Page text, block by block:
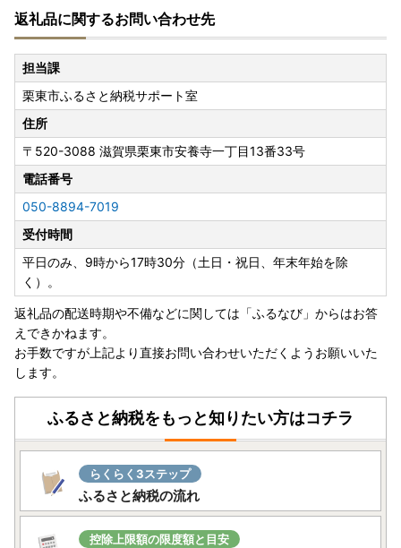
返礼品に関するお問い合わせ先
担当課
栗東市ふるさと納税サポート室
住所
〒520-3088 滋賀県栗東市安養寺一丁目13番33号
電話番号
050-8894-7019
受付時間
平日のみ、9時から17時30分（土日・祝日、年末年始を除
く）。
返礼品の配送時期や不備などに関しては「ふるなび」からはお答
えできかねます。
お手数ですが上記より直接お問い合わせいただくようお願いいた
します。
ふるさと納税をもっと知りたい方はコチラ
らくらく3ステップ
ふるさと納税の流れ
控除上限額の限度額と目安